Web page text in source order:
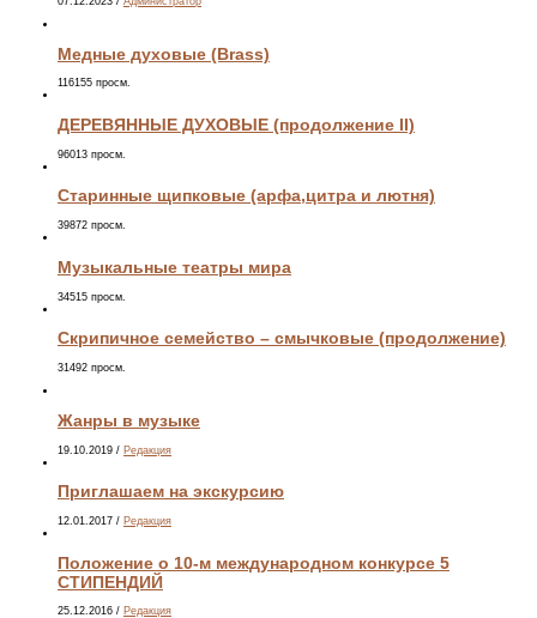
Медные духовые (Brass)
116155 просм.
ДЕРЕВЯННЫЕ ДУХОВЫЕ (продолжение II)
96013 просм.
Старинные щипковые (арфа,цитра и лютня)
39872 просм.
Музыкальные театры мира
34515 просм.
Скрипичное семейство – смычковые (продолжение)
31492 просм.
Жанры в музыке
19.10.2019 / Редакция
Приглашаем на экскурсию
12.01.2017 / Редакция
Положение о 10-м международном конкурсе 5
СТИПЕНДИЙ
25.12.2016 / Редакция